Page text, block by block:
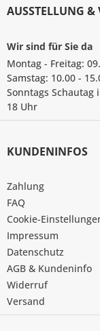
AUSSTELLUNG &
Wir sind für Sie da
Montag - Freitag:
Samstag: 10.00 -
Sonntags
18 Uhr
KUNDENINFOS
Zahlung
FAQ
Cookie-
Impressum
Datenschutz
AGB & Kundeninfo
Widerruf
Versand